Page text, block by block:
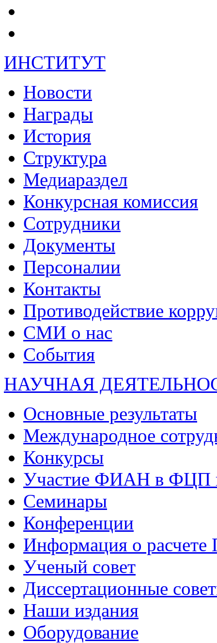
ИНСТИТУТ
Новости
Награды
История
Структура
Медиараздел
Конкурсная комиссия
Сотрудники
Документы
Персоналии
Контакты
Противодействие
СМИ о нас
События
НАУЧНАЯ
Основные результаты
Международное
Конкурсы
Участие ФИАН в ФЦП
Семинары
Конференции
Информация о
Ученый совет
Диссертационные
Наши издания
Оборудование